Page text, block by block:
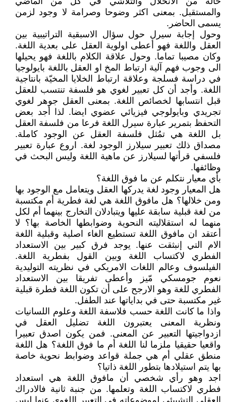
والمستقبل. بمعنى اكثر وضوحا وصرامة لا وجود لزمن
يسمى الحاضر.
وحول إجابة سيرل حول سؤال الاسبقية التراتيبية بين
العقل واللغة فهو أعطى اولوية العقل على بعدية اللغة.
وكان مصيبا تماما. وحول علاقة الكلام باللغة فهو يحيلها
الى وجوب فهم آلية ارتباط المخ او العقل باللغة بايولوجيا
في دراسة فسلجة وعلاقة ارتباط الخلايا المخيّة بانتاجية
اللغة. وأجد أن كل تعبير لغوي هو فلسفة تنتسب للعقل
قبل انتسابها لخصائص اللغة. بمعنى العقل جوهر لغوي
تجريدي وبايولوجي فيزيائي عضوي ايضا. لذا أجد بعض
التحفظ بتمرير عبارة سيرل اللغة فرعا من فلسفة العقل
بل اللغة هي تمُثل فلسفة العقل عن الوجود كاملة.
مصداق ذلك تعبير سيلارز الوجود لغة. اروع عبارة تعبير
فلسفي قرأتها لسيلارز عن ماهية اللغة وليس البحث في
وظائفها.
بأي معيار نتكلم عن ما فوق اللغة؟
هل المعيار وجود لغة يدركها العقل ويتعامل مع الوجود بها
ومن خلالها؟ هل مافوق اللغة هي لغة فطرية أم مكتسبة
من لغة قبلية سابقة عليها ويتبادلان التخارج بينهما أم لكل
منهما له استقلاليته النحوية وضوابطها الخاصة بها؟ لا
أعتقد ان مافوق اللغة تستطيع الغاء اصلية وقبلية اللغة
الام التي إنبثقت عنها. يوجد فرق كبير بين الاستعداد
الفطري لاكتساب اللغة وبين القول بفطرية اللغة.
الفيلسوف وعالم اللغات الامريكي في نظريته التوليدية
نعوم جومسكي مّيز وأعطى تفريقا بين الاستعداد
الفطري للغة وهو الارجح على أن تكون اللغة فطرة قبلية
غير مكتسبة حتى في بداياتها عند الطفل.
واذا ما كانت اللغة حسب فلاسفة اللغة وعلوم اللسانيات
ونظرية المعنى يعتبرون اللغة تضليل العقل في
ازدواجيتها التعبير عن المعنى. فمن يكون اصدق تعبيرا
واقعيا حقيقيا ملزما لنا اللغة أم ما فوق اللغة؟ هل اللغة
منطق عقلي أم هي جملة قواعد وضوابط نحوية خاصة
بها يتم استيلادها بتطور اللغة ذاتيا؟
اجد وهو رأي شخصي أن مافوق اللغة هي استعداد
فطري لاكتساب اللغة وتعلمها. من جنبة ثانية فالادراك